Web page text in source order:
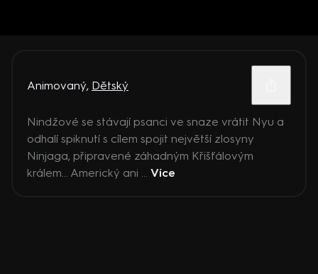
Animovaný, Dětský
Nindžové se stávají psanci ve snaze vrátit Nyu a
odhalí spiknutí s cílem spojit největší zlosyny
Ninjaga, připravené záhadným Křišťálovým
králem... Americký ani ... Více